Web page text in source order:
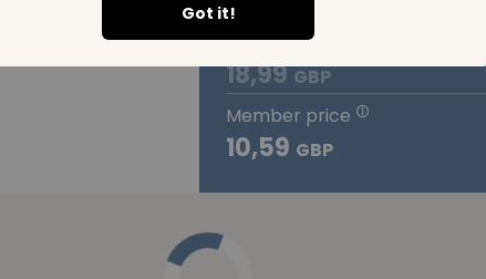
Got it!
Normal price
18,99GBP
Member price
10,59 GBP